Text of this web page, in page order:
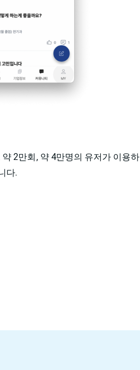
2만회, 약 4만명의 유저가 이용하
다.